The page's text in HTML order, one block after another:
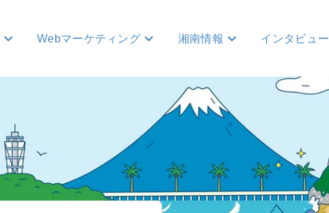
Webマーケティング 湘南情報 インタビュー